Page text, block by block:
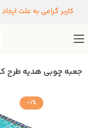
کاربر گرامی به علت
جعبه چوبی هدیه طرح کاشی
-1%